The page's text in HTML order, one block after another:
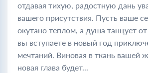
отдавая тихую, радостную дань
вашего присутствия. Пусть ваше
окутано теплом, а душа танцует от
вы вступаете в новый год
мечтаний. Виновая в ткань вашей
новая глава будет...